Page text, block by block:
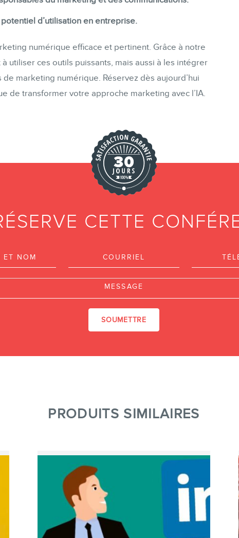
d’utilisation en entreprise.
numérique efficace et pertinent. Grâce à notre
utiliser ces outils puissants, mais aussi à les intégrer
marketing numérique. Réservez dès aujourd’hui
de transformer votre approche marketing avec l’IA.
CETTE
PRODUITS SIMILAIRES